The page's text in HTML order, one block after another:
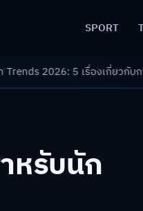
SPORT
ยวกับการแพทย์ที่ควรรู้/ดอกเบี้
หรับนัก